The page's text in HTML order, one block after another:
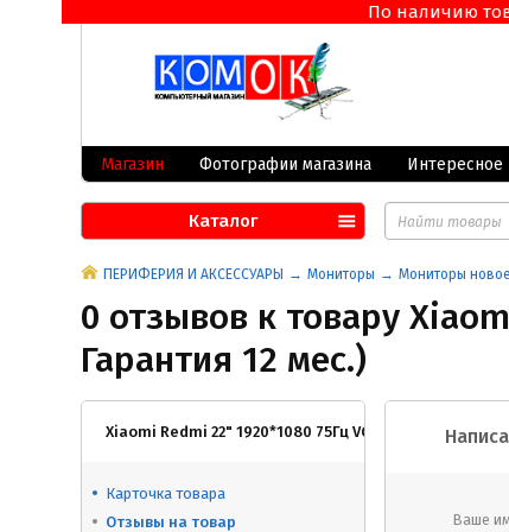
По наличию
Магазин Фотографии магазина Интересное
Каталог
ПЕРИФЕРИЯ И АКСЕССУАРЫ Мониторы Мониторы новое
0 отзывов к товару
Гарантия 12 мес.)
Xiaomi Redmi 22" 1920*1080 75Гц VGA, HDMI -
Карточка товара
Отзывы на товар
Ваше